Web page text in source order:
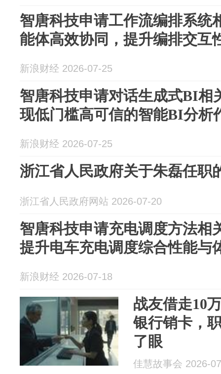
智唐科技申请工作流编排系统
能体高效协同，提升编排交互
新浪财经 2026-07-25
智唐科技申请对话生成式BI相
现低门槛高可信的智能BI分析
新浪财经 2026-07-25
浙江省人民政府关于朱磊任职
浙江省人民政府网站 2026-07-20
智唐科技申请充电调度方法相
提升电车充电调度综合性能与
新浪财经 2026-07-18
战友借走10
银行销卡，
了眼
佳慧故事会 2026-